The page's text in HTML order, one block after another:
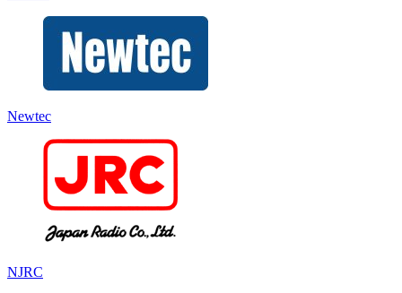
Newtec
NJRC